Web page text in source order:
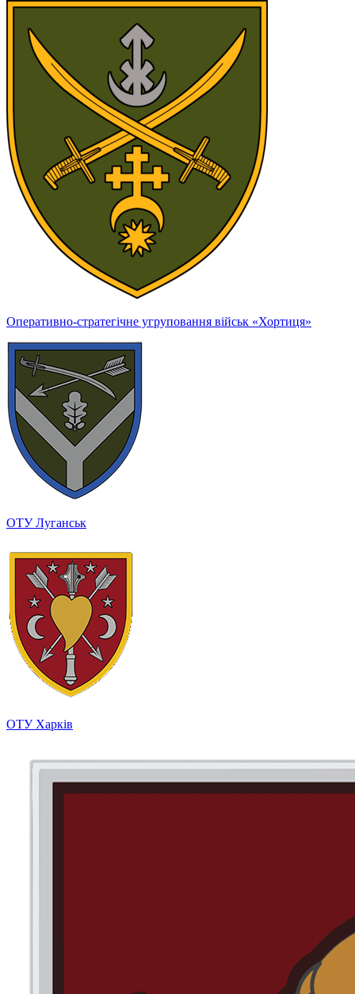
Оперативно-стратегічне угруповання військ «Хортиця»
ОТУ Луганськ
ОТУ Харків